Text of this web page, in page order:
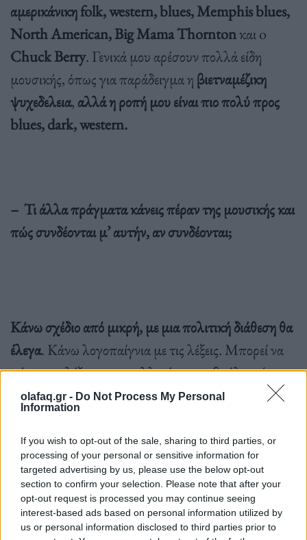
olafaq.gr - Do Not Process My Personal
Information
If you wish to opt-out of the sale, sharing to third parties, or
processing of your personal or sensitive information for
targeted advertising by us, please use the below opt-out
section to confirm your selection. Please note that after your
opt-out request is processed you may continue seeing
interest-based ads based on personal information utilized by
us or personal information disclosed to third parties prior to
αμερικάνικη folk, western, blues, Memphis blues,
North American, Βig Μama Thorntonκαι o
Chuck Berry. Γενικά μου αρέσουν πολλά είδη
μουσικής, όπως για παράδειγμα η βιετναμέζικη
ψυχεδελεια, αλλά η ροπή μου είναι πιο πολύ προς
blues, dark, western.
– Τι άλλα πράγματα κάνεις πέραν της μουσικής και
πώς συνδέονται μ’ αυτήν, αν συνδέονται;
Κάνω σχέδιο από μικρή, με μια πολιτική διάθεση θα
έλεγα. Κάνω λογοπαίγνια με τις λέξεις. Μπορεί να
πάρω μια λέξη, να την αλλοιώσω, να βγάλω κάποιο
νόημα, και να το σχεδιάσω αυτό. Αυτό θα κάνω, ή θα
σχεδιάζω ή θα παίζω μουσική, ή θα περπατάω στο
κέντρο της Αθήνας ή στο Λονδίνο.